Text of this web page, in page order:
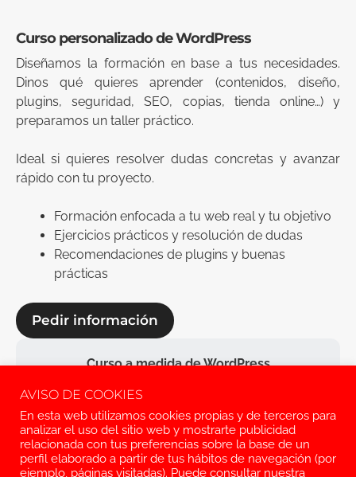
Curso personalizado de WordPress
Diseñamos la formación en base a tus necesidades.
Dinos qué quieres aprender (contenidos, diseño,
plugins, seguridad, SEO, copias, tienda online…) y
preparamos un taller práctico.
Ideal si quieres resolver dudas concretas y avanzar
rápido con tu proyecto.
Formación enfocada a tu web real y tu objetivo
Ejercicios prácticos y resolución de dudas
Recomendaciones de plugins y buenas
prácticas
Pedir información
Curso a medida de WordPress
IVA incluido
AVISO DE COOKIES
En esta web utilizamos cookies propias y de terceros para
analizar el uso del sitio web y mostrarte publicidad
relacionada con tus preferencias sobre la base de un
perfil elaborado a partir de tus hábitos de navegación (por
ejemplo, páginas visitadas). Puede consultar nuestra